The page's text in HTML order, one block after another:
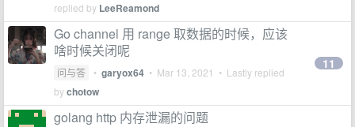
replied by LeeReamond
Go channel 用 range 取数据的时候，应该
啥时候关闭呢
问与答 • garyox64 • Mar 13, 2021 • Lastly replied
bychotow
11
golang http 内存泄漏的问题